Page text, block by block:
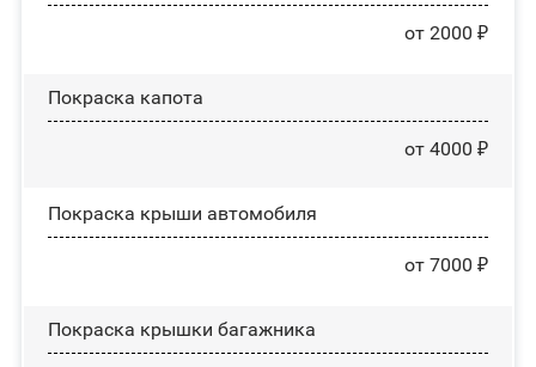
от 2000 ₽
Покраска капота
от 4000 ₽
Покраска крыши автомобиля
от 7000 ₽
Покраска крышки багажника